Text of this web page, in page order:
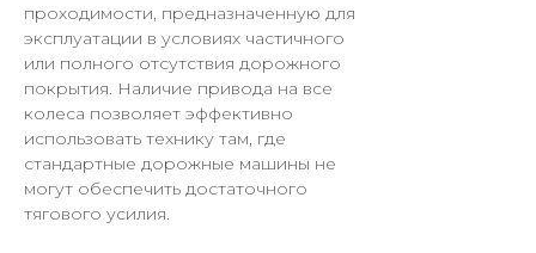
проходимости, предназначенную для
эксплуатации в условиях частичного
или полного отсутствия дорожного
покрытия. Наличие привода на все
колеса позволяет эффективно
использовать технику там, где
стандартные дорожные машины не
могут обеспечить достаточного
тягового усилия.